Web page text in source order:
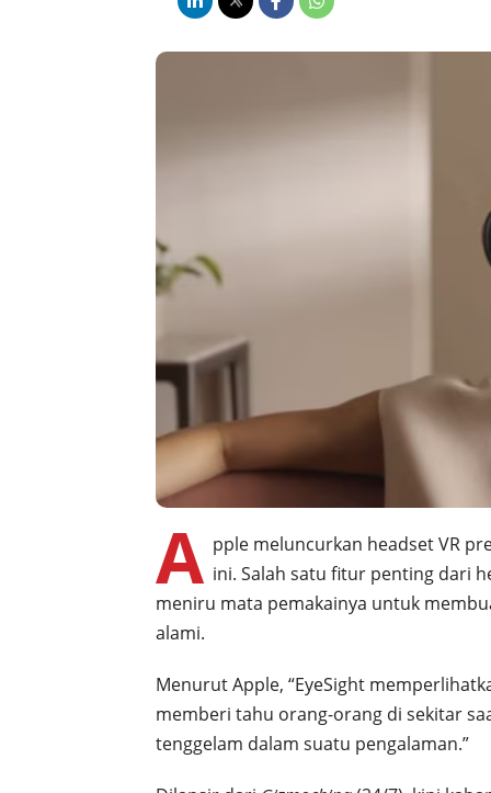
A pple meluncurkan headset VR
ini. Salah satu fitur penting dari
meniru mata pemakainya untuk
alami.
Menurut Apple, “EyeSight
memberi tahu orang-orang di sekitar
tenggelam dalam suatu pengalaman.”